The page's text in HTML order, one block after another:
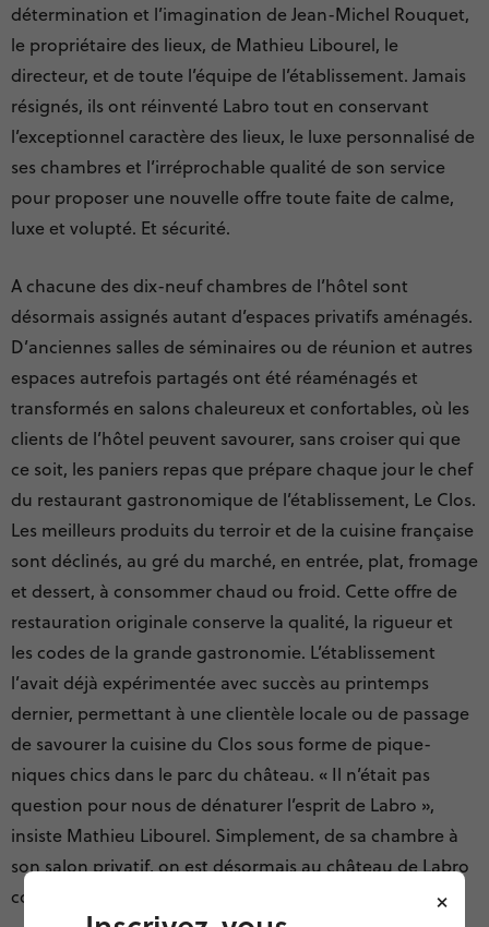
détermination et l’imagination de Jean-Michel Rouquet,
le propriétaire des lieux, de Mathieu Libourel, le
directeur, et de toute l’équipe de l’établissement. Jamais
résignés, ils ont réinventé Labro tout en conservant
l’exceptionnel caractère des lieux, le luxe personnalisé de
ses chambres et l’irréprochable qualité de son service
pour proposer une nouvelle offre toute faite de calme,
luxe et volupté. Et sécurité.
A chacune des dix-neuf chambres de l’hôtel sont
désormais assignés autant d’espaces privatifs aménagés.
D’anciennes salles de séminaires ou de réunion et autres
espaces autrefois partagés ont été réaménagés et
transformés en salons chaleureux et confortables, où les
clients de l’hôtel peuvent savourer, sans croiser qui que
ce soit, les paniers repas que prépare chaque jour le chef
du restaurant gastronomique de l’établissement, Le Clos.
Les meilleurs produits du terroir et de la cuisine française
sont déclinés, au gré du marché, en entrée, plat, fromage
et dessert, à consommer chaud ou froid. Cette offre de
restauration originale conserve la qualité, la rigueur et
les codes de la grande gastronomie. L’établissement
l’avait déjà expérimentée avec succès au printemps
dernier, permettant à une clientèle locale ou de passage
de savourer la cuisine du Clos sous forme de pique-
niques chics dans le parc du château. « Il n’était pas
question pour nous de dénaturer l’esprit de Labro »,
insiste Mathieu Libourel. Simplement, de sa chambre à
son salon privatif, on est désormais au château de Labro
comme à la maison : libre et en sécurité.
×